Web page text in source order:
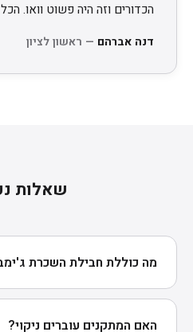
הכדורים וזה היה פשוט וואו.
דנה אברהם — ראשון לציון
שאלות
מה כוללת חבילת השכרת
רכים ובטיחותיים. אידיאלי
האם המתקנים עוברים ניקוי?